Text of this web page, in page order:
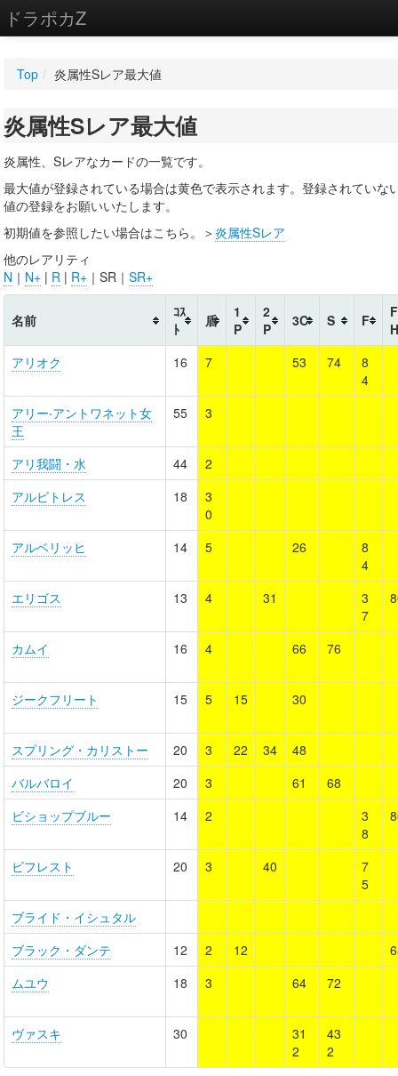
ドラポカZ
WIKI
設定
Top / 炎属性Sレア最大値
炎属性Sレア最大値
炎属性、Sレアなカードの一覧です。
最大値が登録されている場合は黄色で表示されます。登録されていな
値の登録をお願いいたします。
初期値を参照したい場合はこちら。＞炎属性Sレア
他のレアリティ
N ｜ N+ | R | R+ ｜SR｜ SR+
名前
ｺｽ
ﾄ
盾
1
P
2
P
3C S F
F
H
アリオク
16 7 53 74
8
4
アリー‧アントワネット女
王
55 3
アリ我闘・水 44
2
アルビトレス
18
3
0
アルベリッヒ
14 5 26
8
4
エリゴス
13 4 31
3
7
カムイ 16 4 66 76
ジークフリート 15 5 15 30
スプリング・カリストー 20 3 22 34
48
バルバロイ
20 3 61
68
ビショップブルー
14 2
3
8
ビフレスト 20 3 40
7
5
ブライド・イシュタル
ブラック・ダンテ
12 2 12
ムユウ
18 3 64 72
ヴァスキ 30
31
2
43
2